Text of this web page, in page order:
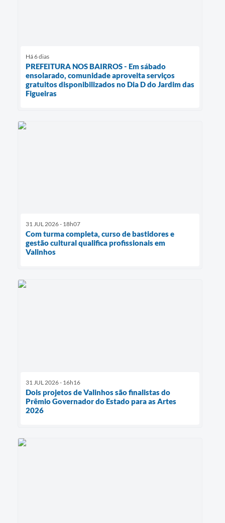
Há 6 dias
PREFEITURA NOS BAIRROS - Em sábado
ensolarado, comunidade aproveita serviços
gratuitos disponibilizados no Dia D do Jardim das
Figueiras
31 JUL 2026 - 18h07
Com turma completa, curso de bastidores e
gestão cultural qualifica profissionais em
Valinhos
31 JUL 2026 - 16h16
Dois projetos de Valinhos são finalistas do
Prêmio Governador do Estado para as Artes
2026